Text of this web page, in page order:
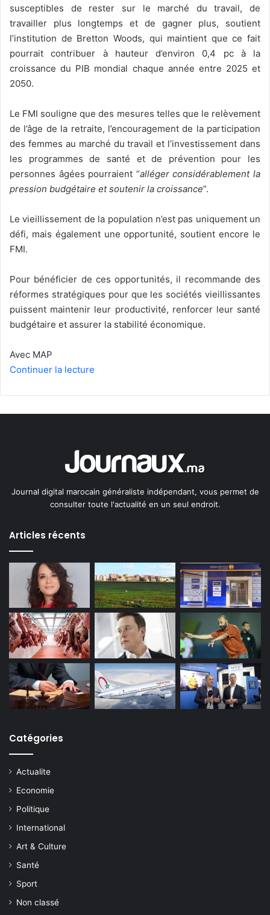
susceptibles de rester sur le marché du travail, de
travailler plus longtemps et de gagner plus, soutient
l’institution de Bretton Woods, qui maintient que ce fait
pourrait contribuer à hauteur d’environ 0,4 pc à la
croissance du PIB mondial chaque année entre 2025 et
2050.
Le FMI souligne que des mesures telles que le relèvement
de l’âge de la retraite, l’encouragement de la participation
des femmes au marché du travail et l’investissement dans
les programmes de santé et de prévention pour les
personnes âgées pourraient “alléger considérablement la
pression budgétaire et soutenir la croissance”.
Le vieillissement de la population n’est pas uniquement un
défi, mais également une opportunité, soutient encore le
FMI.
Pour bénéficier de ces opportunités, il recommande des
réformes stratégiques pour que les sociétés vieillissantes
puissent maintenir leur productivité, renforcer leur santé
budgétaire et assurer la stabilité économique.
Avec MAP
Continuer la lecture
Journal digital marocain généraliste indépendant, vous permet de
consulter toute l'actualité en un seul endroit.
Articles récents
Catégories
Actualite
Economie
Politique
International
Art & Culture
Santé
Sport
Non classé